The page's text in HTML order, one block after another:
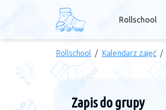
Rollschool
Rollschool Kalendarz zajęć
Zapis do grupy